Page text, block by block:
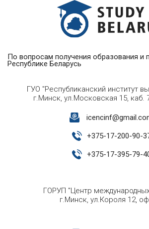
По вопросам получения образования и
Республике Беларусь
ГУО "Республиканский институт
г.Минск, ул.Московская 15, каб.
+375-17-200-90-
+375-17-395-79-
ГОРУП "Центр
г.Минск, ул.Короля 12,